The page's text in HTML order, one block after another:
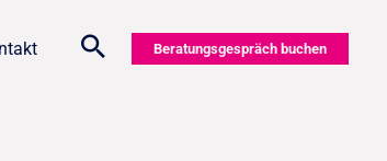
Beratungsgespräch buchen